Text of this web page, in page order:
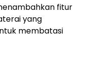
fitur
yang
membatasi